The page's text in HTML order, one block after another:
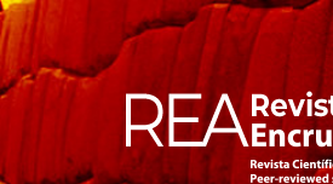
Navegación
Contenido
principal
Barra